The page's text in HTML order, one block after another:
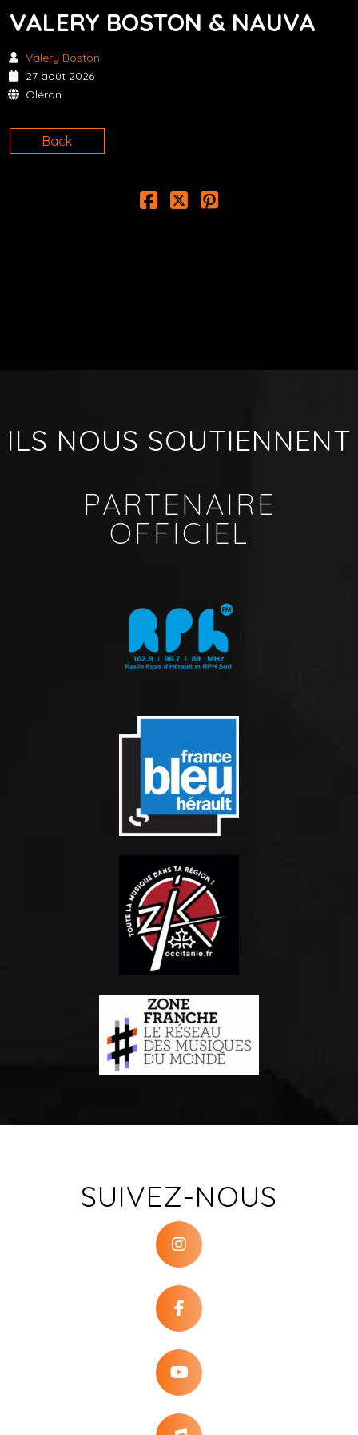
VALERY BOSTON & NAUVA
Valery Boston
27 août 2026
Oléron
Back
ILS NOUS SOUTIENNENT
PARTENAIRE
OFFICIEL
SUIVEZ-NOUS